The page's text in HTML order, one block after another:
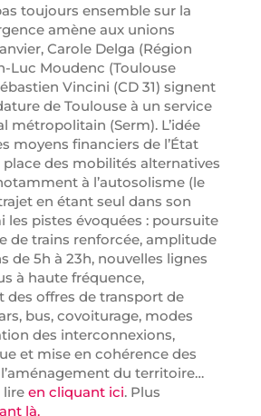
toujours ensemble sur la
amène aux unions
Carole Delga (Région
Luc Moudenc (Toulouse
Vincini (CD 31) signent
de Toulouse à un service
métropolitain (Serm). L’idée
moyens financiers de l’État
des mobilités alternatives
à l’autosolisme (le
en étant seul dans son
les pistes évoquées : poursuite
de trains renforcée, amplitude
de 5h à 23h, nouvelles lignes
à haute fréquence,
des offres de transport de
bus, covoiturage, modes
des interconnexions,
et mise en cohérence des
du territoire…
lire en cliquant ici. Plus
là.